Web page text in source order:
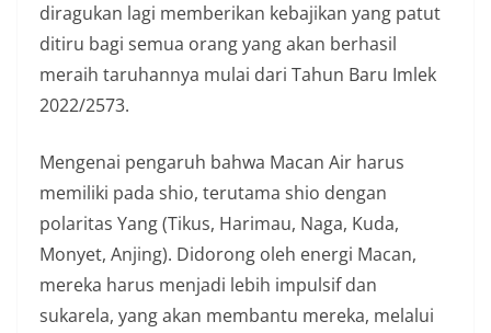
diragukan lagi memberikan kebajikan yang patut
ditiru bagi semua orang yang akan berhasil
meraih taruhannya mulai dari Tahun Baru Imlek
2022/2573.
Mengenai pengaruh bahwa Macan Air harus
memiliki pada shio, terutama shio dengan
polaritas Yang (Tikus, Harimau, Naga, Kuda,
Monyet, Anjing). Didorong oleh energi Macan,
mereka harus menjadi lebih impulsif dan
sukarela, yang akan membantu mereka, melalui